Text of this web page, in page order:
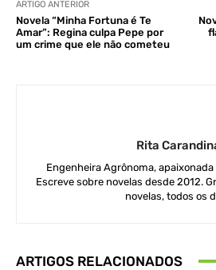
ARTIGO ANTERIOR
Novela “Minha Fortuna é Te
Amar”: Regina culpa Pepe por
um crime que ele não cometeu
Rita
Engenheira Agrônoma,
Escreve sobre novelas desde 2012.
novelas, todos os
ARTIGOS RELACIONADOS